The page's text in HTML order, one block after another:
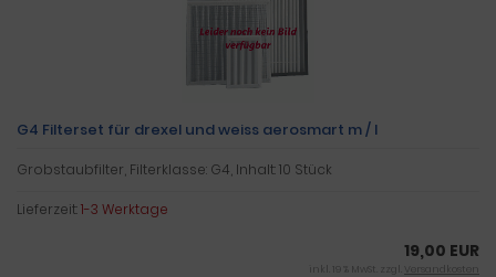
G4 Filterset für drexel und weiss aerosmart m / l
Grobstaubfilter, Filterklasse: G4, Inhalt: 10 Stück
Lieferzeit:1-3 Werktage
19,00 EUR
inkl. 19 % MwSt. zzgl. Versandkosten